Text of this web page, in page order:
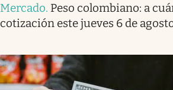
Mercado. Peso colombiano: a
cotización este jueves 6 de